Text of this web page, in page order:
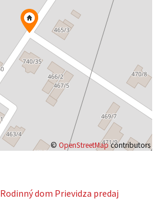
© OpenStreetMapcontributors
Rodinný dom Prievidza predaj